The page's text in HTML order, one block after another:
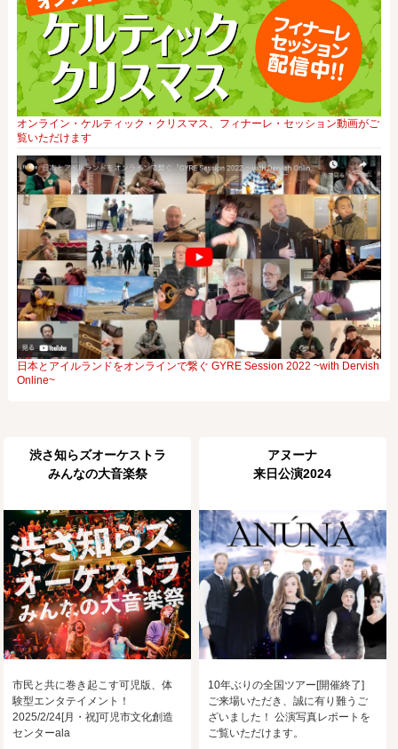
オンライン・ケルティック・クリスマス、フィナーレ・セッション動画がご
覧いただけます
日本とアイルランドをオンラインで繋ぐ GYRE Session 2022 ~with Dervish
Online~
渋さ知らズオーケストラ
みんなの大音楽祭
市民と共に巻き起こす可児版、体
験型エンタテイメント！
2025/2/24[月・祝]可児市文化創造
センターala
アヌーナ
来日公演2024
10年ぶりの全国ツアー[開催終了]
ご来場いただき、誠に有り難うご
ざいました！ 公演写真レポートを
ご覧いただけます。